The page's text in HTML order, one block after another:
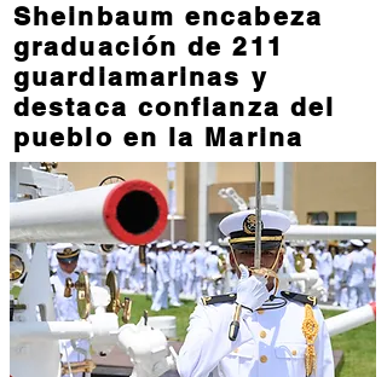
Sheinbaum encabeza
graduación de 211
guardiamarinas y
destaca confianza del
pueblo en la Marina